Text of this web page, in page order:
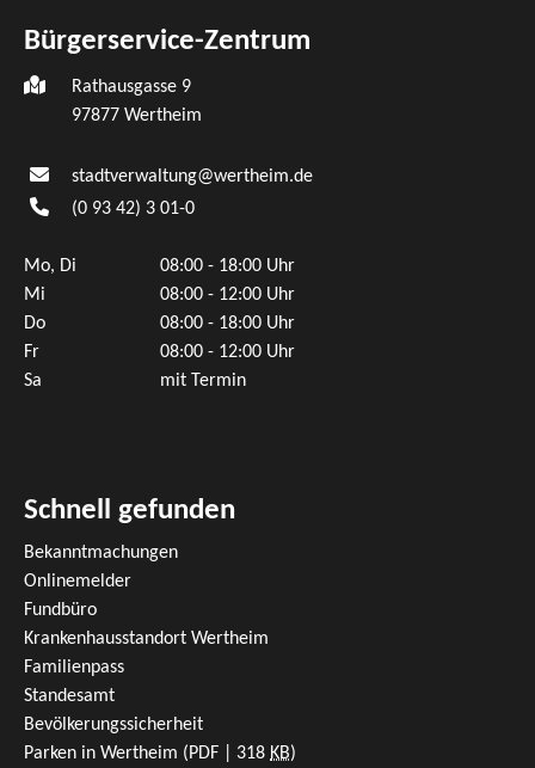
Bürgerservice-Zentrum
Rathausgasse 9
97877 Wertheim
stadtverwaltung@wertheim.de
(0 93 42) 3 01-0
Mo, Di
08:00 - 18:00 Uhr
Mi
08:00 - 12:00 Uhr
Do
08:00 - 18:00 Uhr
Fr
08:00 - 12:00 Uhr
Sa
mit Termin
Schnell gefunden
Bekanntmachungen
Onlinemelder
Fundbüro
Krankenhausstandort Wertheim
Familienpass
Standesamt
Bevölkerungssicherheit
Parken in Wertheim (PDF | 318 KB)